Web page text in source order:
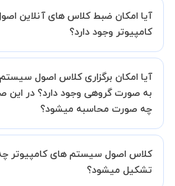
شما میدهیم که استاد شما پیش از جلسه
یک کلاس آنلاین با کیفیت و مفید را به
آیا امکان ضبط کلاس های آنلاین
کامپیوتر وجود دارد؟
کنید.
آیا امکان برگزاری کلاس اصول
به صورت گروهی وجود دارد؟ در این
چه صورت محاسبه میشود؟
هستند اما در صورتیکه مایل هستید کلاس
آشنایان خود به صورت گروهی برگزار کنید،
کلاس اصول سیستم های کامپیوتر
تشکیل میشود؟